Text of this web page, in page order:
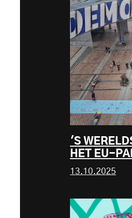
'S
HET EU-
13.10.2025